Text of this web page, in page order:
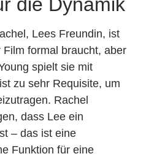
Lees Freundin, ist
formal braucht, aber
spielt sie mit
zu sehr Requisite, um
Rachel
dass Lee ein
– das ist eine
Funktion für eine